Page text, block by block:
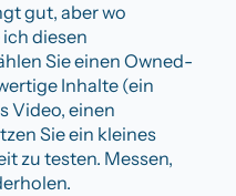
gut, aber wo
diesen
Sie einen Owned-
Inhalte (ein
Video, einen
Sie ein kleines
zu testen. Messen,